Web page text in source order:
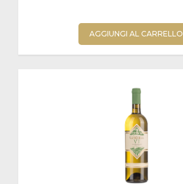
AGGIUNGI AL CARRELLO